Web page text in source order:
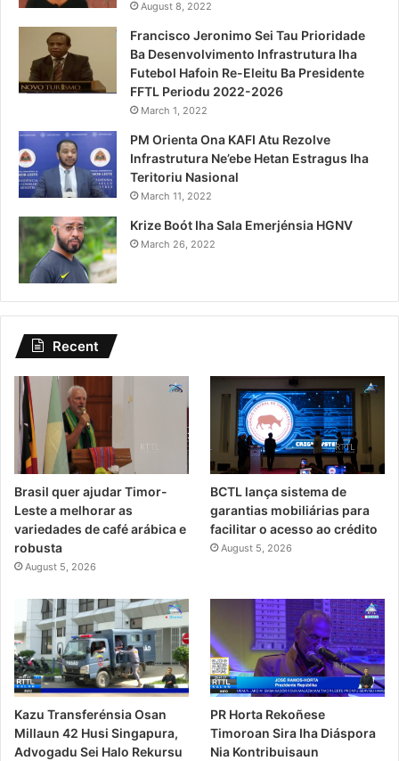
August 8, 2022
Francisco Jeronimo Sei Tau Prioridade
Ba Desenvolvimento Infrastrutura Iha
Futebol Hafoin Re-Eleitu Ba Presidente
FFTL Periodu 2022-2026
March 1, 2022
PM Orienta Ona KAFI Atu Rezolve
Infrastrutura Ne’ebe Hetan Estragus Iha
Teritoriu Nasional
March 11, 2022
Krize Boót Iha Sala Emerjénsia HGNV
March 26, 2022
Recent
Brasil quer ajudar Timor-
Leste a melhorar as
variedades de café arábica e
robusta
August 5, 2026
BCTL lança sistema de
garantias mobiliárias para
facilitar o acesso ao crédito
August 5, 2026
Kazu Transferénsia Osan
Millaun 42 Husi Singapura,
Advogadu Sei Halo Rekursu
PR Horta Rekoñese
Timoroan Sira Iha Diáspora
Nia Kontribuisaun